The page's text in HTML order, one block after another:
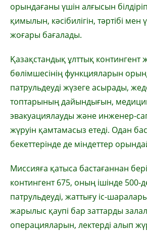
орындағаны үшін алғысын
қимылын, кәсібилігін, тәртібі мен
жоғары бағалады.
Қазақстандық ұлттық контингент
бөлімшесінің функцияларын
патрульдеуді жүзеге асырады,
топтарының дайындығын,
эвакуациялауды және инженер-
жүруін қамтамасыз етеді. Одан
бекеттерінде де міндеттер
Миссияға қатыса бастағаннан
контингент 675, оның ішінде 500-
патрульдеуді, жаттығу іс-
жарылыс қаупі бар заттарды
операцияларын, лектерді алып